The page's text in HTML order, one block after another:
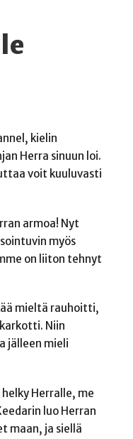
kielin
Herra sinuun loi.
voit kuuluvasti
armoa! Nyt
myös
on liiton tehnyt
mieltä rauhoitti,
Niin
jälleen mieli
Herralle, me
luo Herran
maan, ja siellä